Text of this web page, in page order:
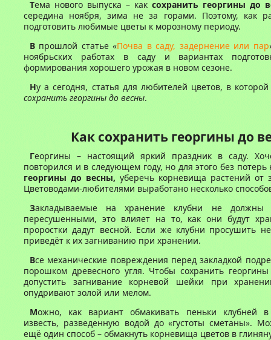
Тема нового выпуска – как сохранить георгины до
середина ноября, зима не за горами. Поэтому, как
подготовить любимые цветы к морозному периоду.
В прошлой статье «Почва в саду, задернение или пар
ноябрьских работах в саду и вариантах
формирования хорошего урожая в новом сезоне.
Ну а сегодня, статья для любителей цветов, в
сохранить георгины до весны.
Как сохранить георгины до
Георгины – настоящий яркий праздник в саду.
повторился и в следующем году, но для этого без
георгины до весны, уберечь корневища растений от
Цветоводами-любителями выработано несколько
Закладываемые на хранение клубни не должны
пересушенными, это влияет на то, как они будут
проростки дадут весной. Если же клубни просушить
приведёт к их загниванию при хранении.
Все механические повреждения перед закладкой
порошком древесного угля. Чтобы сохранить
допустить загнивание корневой шейки при
опудривают золой или мелом.
Можно, как вариант обмакивать пеньки клубней
известь, разведенную водой до «густоты сметаны».
ещё один способ – обмакнуть корневища цветов в